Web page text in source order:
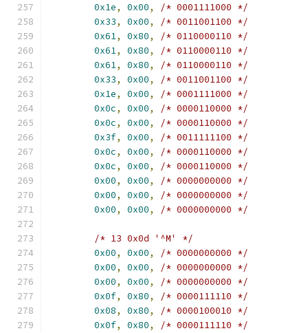
0x1e, 0x00,
/* 0001111000 */
0x33, 0x00,
/* 0011001100 */
0x61, 0x80,
/* 0110000110 */
0x61, 0x80,
/* 0110000110 */
0x61, 0x80,
/* 0110000110 */
0x33, 0x00,
/* 0011001100 */
0x1e, 0x00,
/* 0001111000 */
0x0c, 0x00,
/* 0000110000 */
0x0c, 0x00,
/* 0000110000 */
0x3f, 0x00,
/* 0011111100 */
0x0c, 0x00,
/* 0000110000 */
0x0c, 0x00,
/* 0000110000 */
0x00, 0x00,
/* 0000000000 */
0x00, 0x00,
/* 0000000000 */
0x00, 0x00, /* 0000000000 */
/* 13 0x0d '^M' */
0x00, 0x00,
/* 0000000000 */
0x00, 0x00,
/* 0000000000 */
0x00, 0x00,
/* 0000000000 */
0x0f, 0x80,
/* 0000111110 */
0x08, 0x80,
/* 0000100010 */
0x0f, 0x80,
/* 0000111110 */